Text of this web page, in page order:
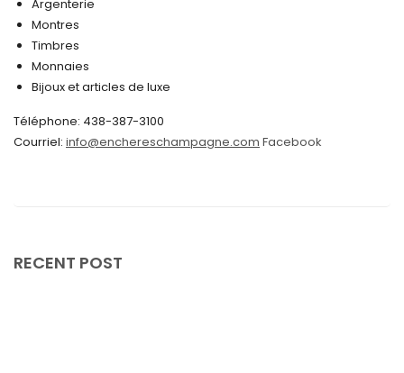
août 2024
mai 2024
avril 2024
Argenterie
Montres
Timbres
Monnaies
Bijoux et articles de luxe
Téléphone: 438-387-3100
Courriel: info@enchereschampagne.com Facebook
RECENT POST